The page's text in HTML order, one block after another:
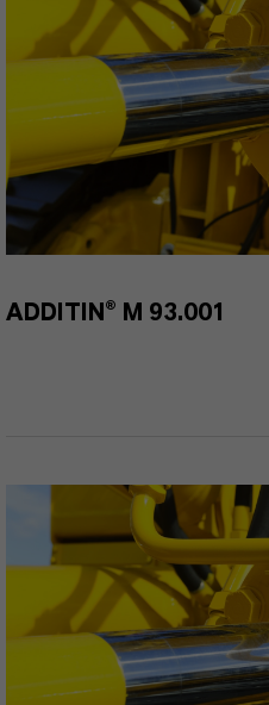
ADDITIN® M 93.001